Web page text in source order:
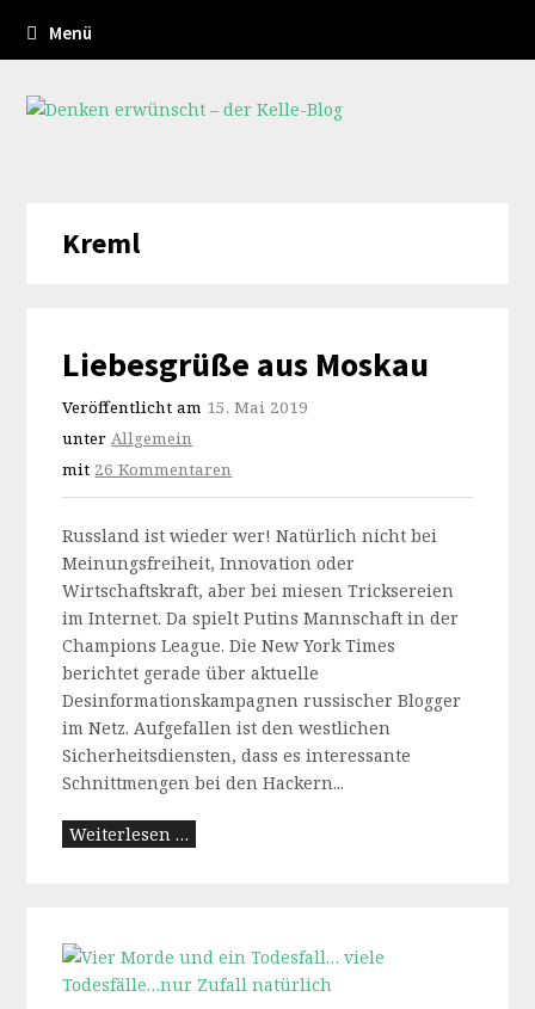
Menü
Kreml
Liebesgrüße aus Moskau
Veröffentlicht am 15. Mai 2019
unterAllgemein
mit 26 Kommentaren
Russland ist wieder wer! Natürlich nicht bei
Meinungsfreiheit, Innovation oder
Wirtschaftskraft, aber bei miesen Tricksereien
im Internet. Da spielt Putins Mannschaft in der
Champions League. Die New York Times
berichtet gerade über aktuelle
Desinformationskampagnen russischer Blogger
im Netz. Aufgefallen ist den westlichen
Sicherheitsdiensten, dass es interessante
Schnittmengen bei den Hackern...
Weiterlesen …